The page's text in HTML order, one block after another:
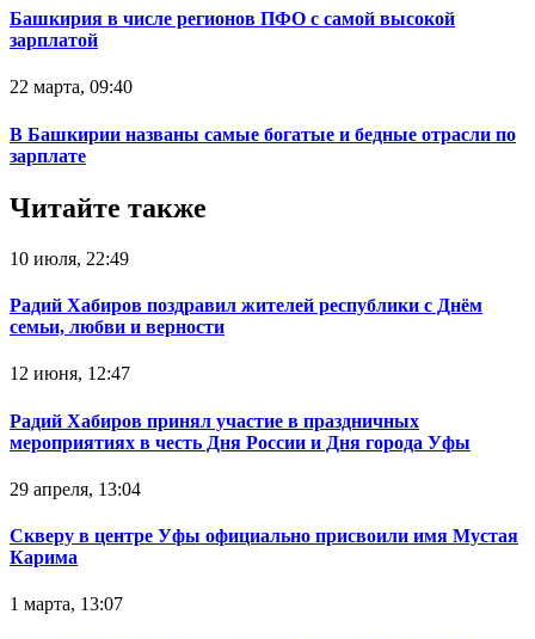
Башкирия в числе регионов ПФО с самой высокой
зарплатой
22 марта, 09:40
В Башкирии названы самые богатые и бедные отрасли по
зарплате
Читайте также
10 июля, 22:49
Радий Хабиров поздравил жителей республики с Днём
семьи, любви и верности
12 июня, 12:47
Радий Хабиров принял участие в праздничных
мероприятиях в честь Дня России и Дня города Уфы
29 апреля, 13:04
Скверу в центре Уфы официально присвоили имя Мустая
Карима
1 марта, 13:07